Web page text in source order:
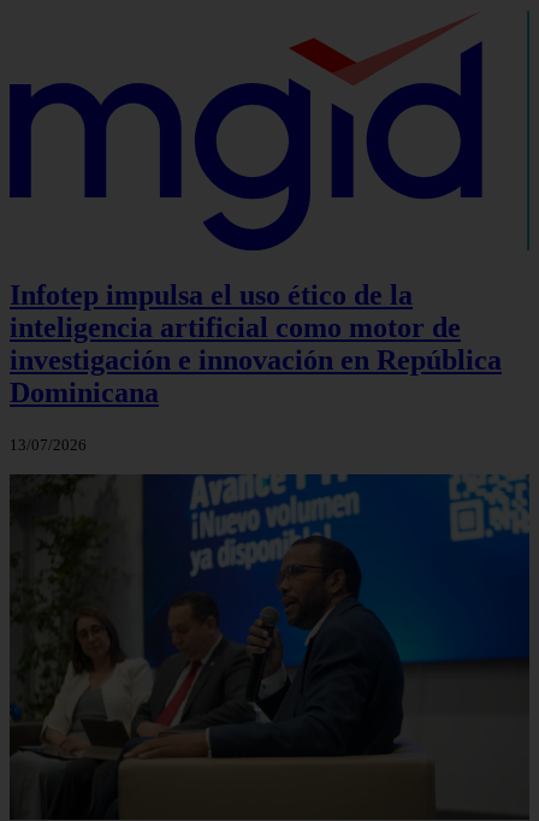
Infotep impulsa el uso ético de la
inteligencia artificial como motor de
investigación e innovación en República
Dominicana
13/07/2026